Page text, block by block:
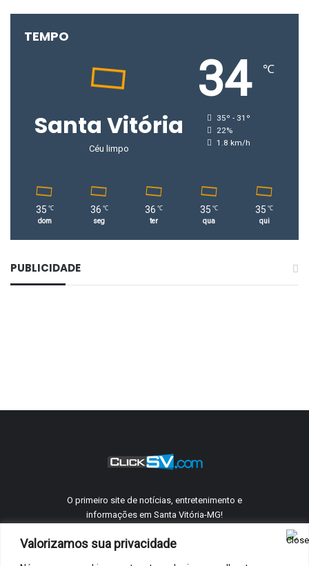
Valorizamos sua privacidade
TEMPO
Santa Vitória
Céu limpo
34 ℃
35º - 31º
22%
1.8 km/h
35 ℃
dom
36 ℃
seg
36 ℃
ter
35 ℃
qua
35 ℃
qui
PUBLICIDADE
O primeiro site de notícias, entretenimento e
informações em Santa Vitória-MG!